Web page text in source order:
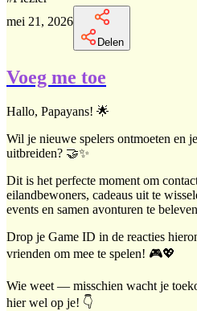
mei 21, 2026
Delen
Voeg me toe
Hallo, Papayans! 🌟
Wil je nieuwe spelers ontmoeten en
uitbreiden? 🤝✨
Dit is het perfecte moment om
eilandbewoners, cadeaus uit te
events en samen avonturen te
Drop je Game ID in de reacties
vrienden om mee te spelen! 🎮💖
Wie weet — misschien wacht je
hier wel op je! 👇